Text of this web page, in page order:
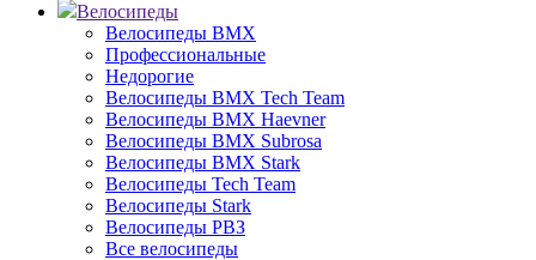
Велосипеды
Велосипеды BMX
Профессиональные
Недорогие
Велосипеды BMX Tech Team
Велосипеды BMX Haevner
Велосипеды BMX Subrosa
Велосипеды BMX Stark
Велосипеды Tech Team
Велосипеды Stark
Велосипеды РВЗ
Все велосипеды